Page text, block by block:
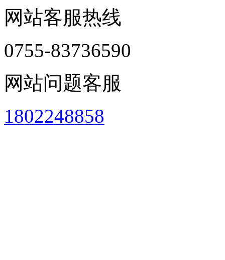
网站客服热线
0755-83736590
网站问题客服
1802248858